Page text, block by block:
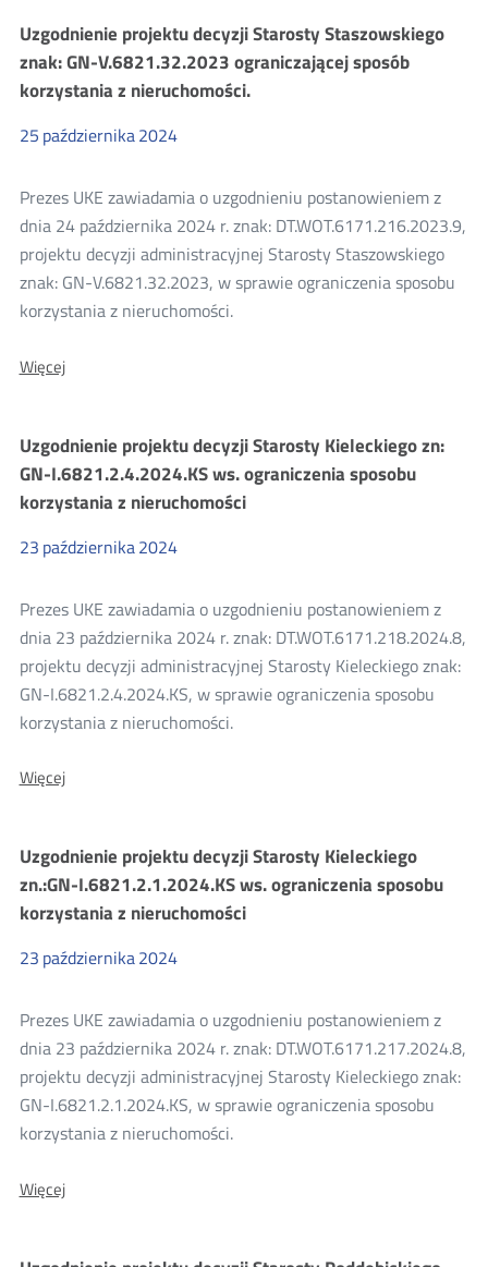
Starosty
Radomskiego
znak:
GKN-
Uzgodnienie projektu decyzji Starosty Staszowskiego
znak: GN-V.6821.32.2023 ograniczającej sposób
korzystania z nieruchomości.
25 października2024
Prezes UKE zawiadamia o uzgodnieniu postanowieniem z
dnia 24 października 2024 r. znak: DT.WOT.6171.216.2023.9,
projektu decyzji administracyjnej Starosty Staszowskiego
znak: GN-V.6821.32.2023, w sprawie ograniczenia sposobu
korzystania z nieruchomości.
WięcejO:
Starosty
Staszowskiego
znak:
GN-
ograniczającej
sposób
z
nieruchomości.
Uzgodnienie projektu decyzji Starosty Kieleckiego zn:
GN-I.6821.2.4.2024.KS ws. ograniczenia sposobu
korzystania z nieruchomości
23 października2024
Prezes UKE zawiadamia o uzgodnieniu postanowieniem z
dnia 23 października 2024 r. znak: DT.WOT.6171.218.2024.8,
projektu decyzji administracyjnej Starosty Kieleckiego znak:
GN-I.6821.2.4.2024.KS, w sprawie ograniczenia sposobu
korzystania z nieruchomości.
WięcejO:
Starosty
Kieleckiego
zn:
GN-
ws.
ograniczenia
korzystania
z
nieruchomości
Uzgodnienie projektu decyzji Starosty Kieleckiego
zn.:GN-I.6821.2.1.2024.KS ws. ograniczenia sposobu
korzystania z nieruchomości
23 października2024
Prezes UKE zawiadamia o uzgodnieniu postanowieniem z
dnia 23 października 2024 r. znak: DT.WOT.6171.217.2024.8,
projektu decyzji administracyjnej Starosty Kieleckiego znak:
GN-I.6821.2.1.2024.KS, w sprawie ograniczenia sposobu
korzystania z nieruchomości.
WięcejO: